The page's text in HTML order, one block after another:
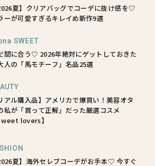
夏】クリアバッグでコーデに抜け感を♡
ーが可愛すぎるキレイめ新作9選
SWEET
間に合う♡ 2026年絶対にゲットしておきた
人の「馬モチーフ」名品25選
アル購入品】アメリカで爆買い！美容オタ
私が「買って正解」だった厳選コスメ
lovers】
夏】海外セレブコーデがお手本♡ 今すぐ